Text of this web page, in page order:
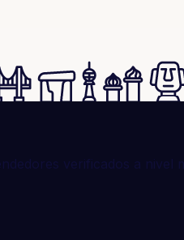
verificados a nivel